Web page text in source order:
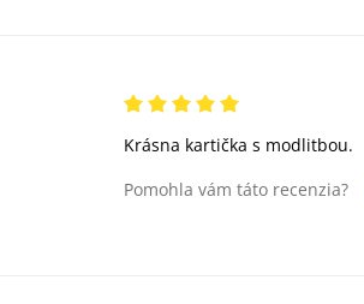
Krásna kartička s modlitbou.
Pomohla vám táto recenzia?